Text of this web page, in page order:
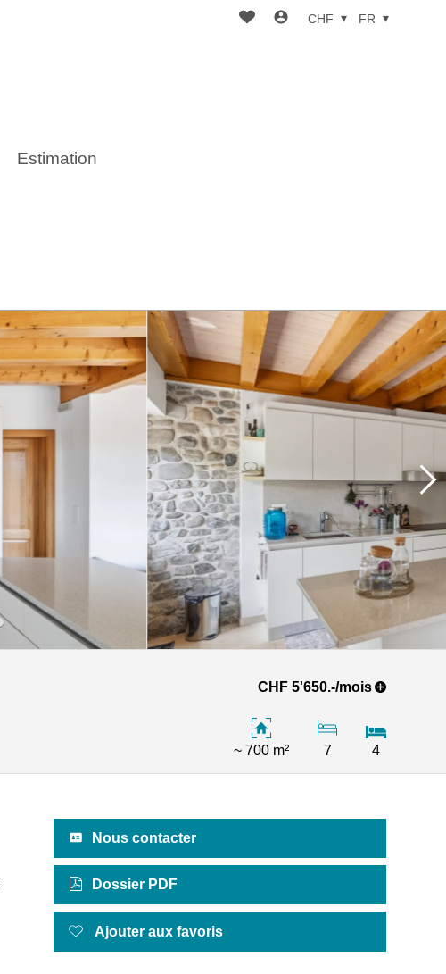
Estimation
CHF FR
CHF 5'650.-/mois
~ 700 m² 7 4
Nous contacter
Dossier PDF
Ajouter aux favoris